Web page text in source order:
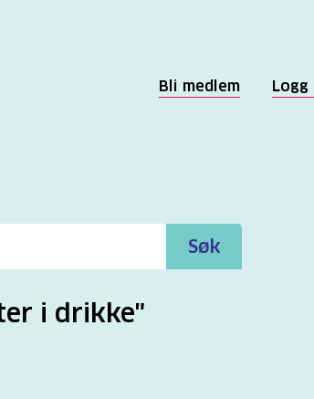
Bli medlem Logg
Søk
i drikke"